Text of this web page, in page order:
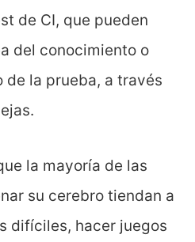
de CI, que pueden
del conocimiento o
de la prueba, a través
la mayoría de las
su cerebro tiendan a
difíciles, hacer juegos